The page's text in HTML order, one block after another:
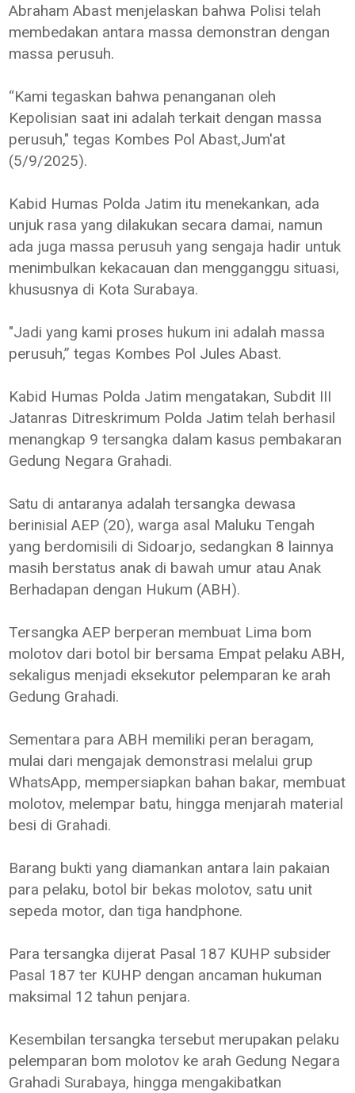
Abraham Abast menjelaskan bahwa Polisi telah
membedakan antara massa demonstran dengan
massa perusuh.
“Kami tegaskan bahwa penanganan oleh
Kepolisian saat ini adalah terkait dengan massa
perusuh," tegas Kombes Pol Abast,Jum'at
(5/9/2025).
Kabid Humas Polda Jatim itu menekankan, ada
unjuk rasa yang dilakukan secara damai, namun
ada juga massa perusuh yang sengaja hadir untuk
menimbulkan kekacauan dan mengganggu situasi,
khususnya di Kota Surabaya.
"Jadi yang kami proses hukum ini adalah massa
perusuh,” tegas Kombes Pol Jules Abast.
Kabid Humas Polda Jatim mengatakan, Subdit III
Jatanras Ditreskrimum Polda Jatim telah berhasil
menangkap 9 tersangka dalam kasus pembakaran
Gedung Negara Grahadi.
Satu di antaranya adalah tersangka dewasa
berinisial AEP (20), warga asal Maluku Tengah
yang berdomisili di Sidoarjo, sedangkan 8 lainnya
masih berstatus anak di bawah umur atau Anak
Berhadapan dengan Hukum (ABH).
Tersangka AEP berperan membuat Lima bom
molotov dari botol bir bersama Empat pelaku ABH,
sekaligus menjadi eksekutor pelemparan ke arah
Gedung Grahadi.
Sementara para ABH memiliki peran beragam,
mulai dari mengajak demonstrasi melalui grup
WhatsApp, mempersiapkan bahan bakar, membuat
molotov, melempar batu, hingga menjarah material
besi di Grahadi.
Barang bukti yang diamankan antara lain pakaian
para pelaku, botol bir bekas molotov, satu unit
sepeda motor, dan tiga handphone.
Para tersangka dijerat Pasal 187 KUHP subsider
Pasal 187 ter KUHP dengan ancaman hukuman
maksimal 12 tahun penjara.
Kesembilan tersangka tersebut merupakan pelaku
pelemparan bom molotov ke arah Gedung Negara
Grahadi Surabaya, hingga mengakibatkan